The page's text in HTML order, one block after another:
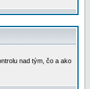
nad tým, čo a ako